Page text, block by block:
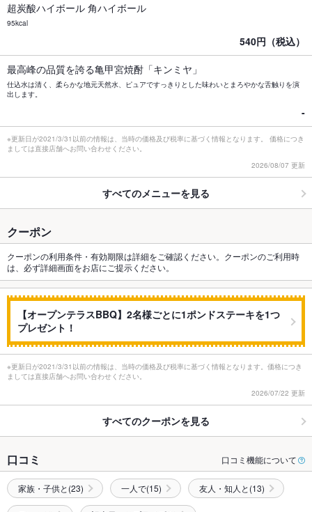
超炭酸ハイボール 角ハイボール
95kcal
540円（税込）
最高峰の品質を誇る亀甲宮焼酎「キンミヤ」
仕込水は清く、柔らかな地元天然水、ピュアですっきりとした味わいとまろやかな舌触りを演
出します。
-
※更新日が2021/3/31以前の情報は、当時の価格及び税率に基づく情報となります。 価格につき
ましては直接店舗へお問い合わせください。
2026/08/07 更新
すべてのメニューを見る
クーポン
クーポンの利用条件・有効期限は詳細をご確認ください。クーポンのご利用時
は、必ず詳細画面をお店にご提示ください。
【オープンテラスBBQ】2名様ごとに1ポンドステーキを1つ
プレゼント！
※更新日が2021/3/31以前の情報は、当時の価格及び税率に基づく情報となります。価格につき
ましては直接店舗へお問い合わせください。
2026/07/22 更新
すべてのクーポンを見る
口コミ 口コミ機能について
家族・子供と(23) 一人で(15) 友人・知人と(13)